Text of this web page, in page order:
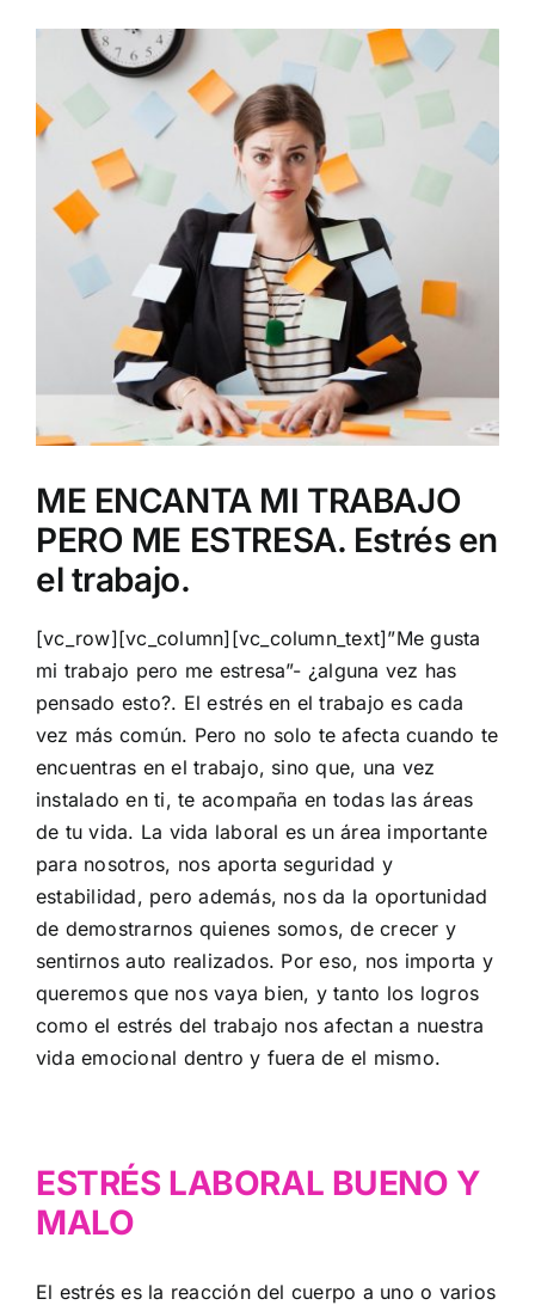
más
grande
ME ENCANTA MI TRABAJO
PERO ME ESTRESA. Estrés en
el trabajo.
[vc_row][vc_column][vc_column_text]”Me gusta
mi trabajo pero me estresa”- ¿alguna vez has
pensado esto?. El estrés en el trabajo es cada
vez más común. Pero no solo te afecta cuando te
encuentras en el trabajo, sino que, una vez
instalado en ti, te acompaña en todas las áreas
de tu vida. La vida laboral es un área importante
para nosotros, nos aporta seguridad y
estabilidad, pero además, nos da la oportunidad
de demostrarnos quienes somos, de crecer y
sentirnos auto realizados. Por eso, nos importa y
queremos que nos vaya bien, y tanto los logros
como el estrés del trabajo nos afectan a nuestra
vida emocional dentro y fuera de el mismo.
ESTRÉS LABORAL BUENO Y
MALO
El estrés es la reacción del cuerpo a uno o varios